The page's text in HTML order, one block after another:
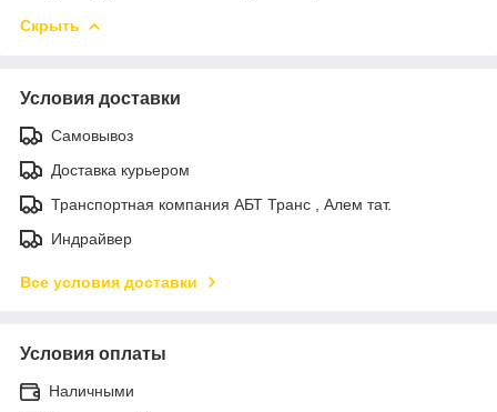
Скрыть
Условия доставки
Самовывоз
Доставка курьером
Транспортная компания АБТ Транс , Алем тат.
Индрайвер
Все условия доставки
Условия оплаты
Наличными